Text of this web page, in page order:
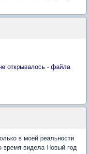
открывалось - файла
в моей реальности
время видела Новый год